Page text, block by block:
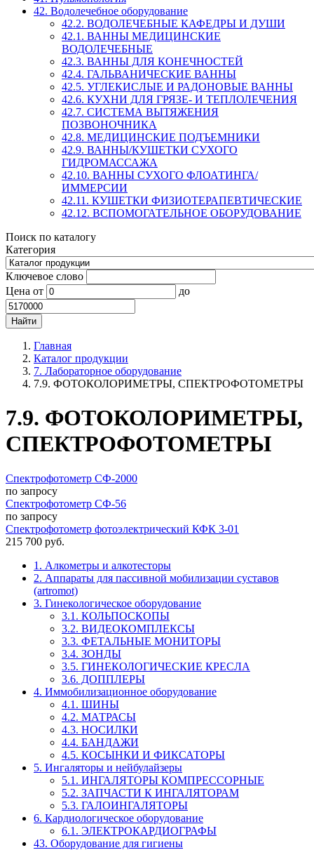
42. Водолечебное оборудование
42.2. ВОДОЛЕЧЕБНЫЕ КАФЕДРЫ И ДУШИ
42.1. ВАННЫ МЕДИЦИНСКИЕ
ВОДОЛЕЧЕБНЫЕ
42.3. ВАННЫ ДЛЯ КОНЕЧНОСТЕЙ
42.4. ГАЛЬВАНИЧЕСКИЕ ВАННЫ
42.5. УГЛЕКИСЛЫЕ И РАДОНОВЫЕ ВАННЫ
42.6. КУХНИ ДЛЯ ГРЯЗЕ- И ТЕПЛОЛЕЧЕНИЯ
42.7. СИСТЕМА ВЫТЯЖЕНИЯ
ПОЗВОНОЧНИКА
42.8. МЕДИЦИНСКИЕ ПОДЪЕМНИКИ
42.9. ВАННЫ/КУШЕТКИ СУХОГО
ГИДРОМАССАЖА
42.10. ВАННЫ СУХОГО ФЛОАТИНГА/
ИММЕРСИИ
42.11. КУШЕТКИ ФИЗИОТЕРАПЕВТИЧЕСКИЕ
42.12. ВСПОМОГАТЕЛЬНОЕ ОБОРУДОВАНИЕ
Поиск по каталогу
Категория
Ключевое слово
Цена от до
Главная
Каталог продукции
7. Лабораторное оборудование
7.9. ФОТОКОЛОРИМЕТРЫ, СПЕКТРОФОТОМЕТРЫ
7.9. ФОТОКОЛОРИМЕТРЫ,
СПЕКТРОФОТОМЕТРЫ
Спектрофотометр СФ-2000
по запросу
Спектрофотометр СФ-56
по запросу
Cпектрофотометр фотоэлектрический КФК 3-01
215 700 руб.
1. Алкометры и алкотесторы
2. Аппараты для пассивной мобилизации суставов
(artromot)
3. Гинекологическое оборудование
3.1. КОЛЬПОСКОПЫ
3.2. ВИДЕОКОМПЛЕКСЫ
3.3. ФЕТАЛЬНЫЕ МОНИТОРЫ
3.4. ЗОНДЫ
3.5. ГИНЕКОЛОГИЧЕСКИЕ КРЕСЛА
3.6. ДОППЛЕРЫ
4. Иммобилизационное оборудование
4.1. ШИНЫ
4.2. МАТРАСЫ
4.3. НОСИЛКИ
4.4. БАНДАЖИ
4.5. КОСЫНКИ И ФИКСАТОРЫ
5. Ингаляторы и нейбулайзеры
5.1. ИНГАЛЯТОРЫ КОМПРЕССОРНЫЕ
5.2. ЗАПЧАСТИ К ИНГАЛЯТОРАМ
5.3. ГАЛОИНГАЛЯТОРЫ
6. Кардиологическое оборудование
6.1. ЭЛЕКТРОКАРДИОГРАФЫ
43. Оборудование для гигиены